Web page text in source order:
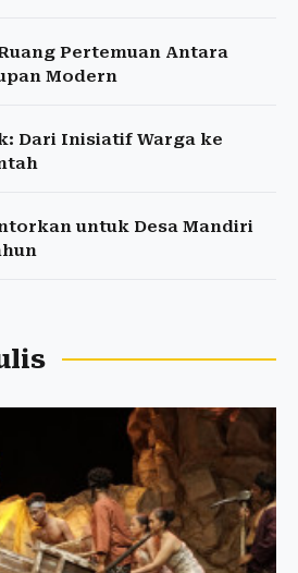
Pertemuan Antara
Modern
Dari Inisiatif Warga ke
untuk Desa Mandiri